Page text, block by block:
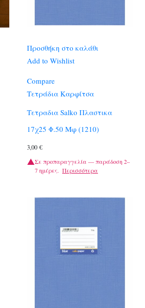
Προσθήκη στο καλάθι
Add to Wishlist
Compare
Τετράδια Καρφίτσα
Τετραδια Salko Πλαστικα
17χ25 Φ.50 Μφ (1210)
3,00 €
Σε προπαραγγελία — παράδοση 2–
7 ημέρες. Περισσότερα